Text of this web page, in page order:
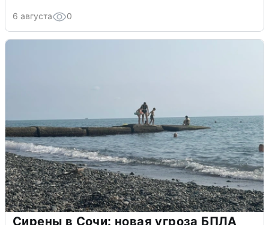
6 августа 0
Сирены в Сочи: новая угроза БПЛА